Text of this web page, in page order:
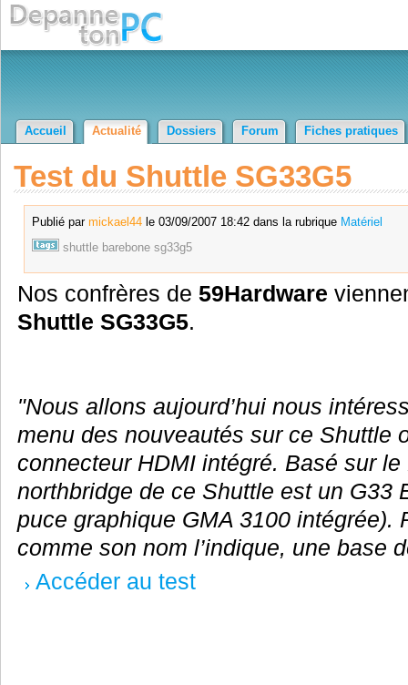
Accueil Actualité Dossiers Forum Fiches pratiques
Test du Shuttle SG33G5
Publié par mickael44le 03/09/2007 18:42 dans la rubrique Matériel
shuttle barebone sg33g5
Nos confrères de 59Hardware
Shuttle SG33G5.
"Nous allons aujourd’hui nous
menu des nouveautés sur ce Shuttle
connecteur HDMI intégré. Basé sur
northbridge de ce Shuttle est un G33
puce graphique GMA 3100 intégrée).
comme son nom l’indique, une base
Accéder au test